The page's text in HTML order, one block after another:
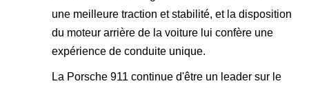
une meilleure traction et stabilité, et la disposition
du moteur arrière de la voiture lui confère une
expérience de conduite unique.
La Porsche 911 continue d'être un leader sur le